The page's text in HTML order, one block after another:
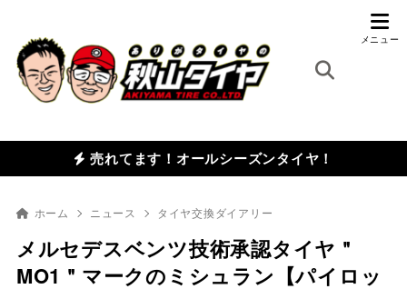
売れてます！オールシーズンタイヤ！
ホーム ニュース タイヤ交換ダイアリー
メルセデスベンツ技術承認タイヤ＂
MO1＂マークのミシュラン【パイロッ